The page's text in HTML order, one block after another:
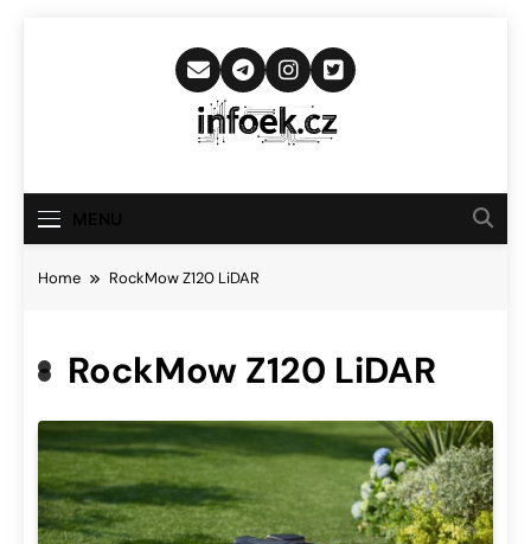
Infoek.cz
Novinkám
Home RockMow Z120 LiDAR
RockMow Z120 LiDAR